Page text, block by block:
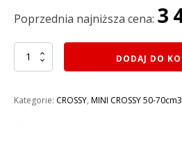
3
3
Poprzednia najniższa cena: 3
ilość
MINI
ASIX
DODAJ DO
Kategorie: CROSSY, MINI CROSSY 50-70cm3